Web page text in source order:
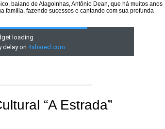
baiano de Alagoinhas, Antônio Dean, que há muitos anos
família, fazendo sucessos e cantando com sua profunda
“A Estrada”